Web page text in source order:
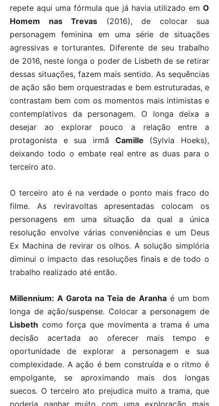
repete aqui uma fórmula que já havia utilizado em O
Homem nas Trevas (2016), de colocar sua
personagem feminina em uma série de situações
agressivas e torturantes. Diferente de seu trabalho
de 2016, neste longa o poder de Lisbeth de se retirar
dessas situações, fazem mais sentido. As sequências
de ação são bem orquestradas e bem estruturadas, e
contrastam bem com os momentos mais intimistas e
contemplativos da personagem. O longa deixa a
desejar ao explorar pouco a relação entre a
protagonista e sua irmã Camille (Sylvia Hoeks),
deixando todo o embate real entre as duas para o
terceiro ato.
O terceiro ato é na verdade o ponto mais fraco do
filme. As reviravoltas apresentadas colocam os
personagens em uma situação da qual a única
resolução envolve várias conveniências e um Deus
Ex Machina de revirar os olhos. A solução simplória
diminui o impacto das resoluções finais e de todo o
trabalho realizado até então.
Millennium: A Garota na Teia de Aranha é um bom
longa de ação/suspense. Colocar a personagem de
Lisbeth como força que movimenta a trama é uma
decisão acertada ao oferecer mais tempo e
oportunidade de explorar a personagem e sua
complexidade. A ação é bem construída e o ritmo é
empolgante, se aproximando mais dos longas
suecos. O terceiro ato prejudica muito a trama, que
poderia ganhar muito com uma exploração mais